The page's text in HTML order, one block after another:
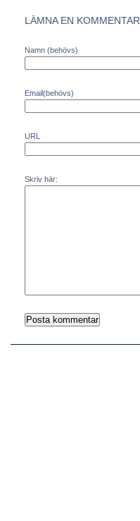
LÄMNA EN KOMMENTAR
Namn (behövs)
Email(behövs)
URL
Skriv här: